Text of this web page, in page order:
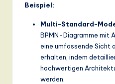
Beispiel:
Multi-Standard-
BPMN-Diagramme mit
eine umfassende Sicht
erhalten, indem
hochwertigen
werden.